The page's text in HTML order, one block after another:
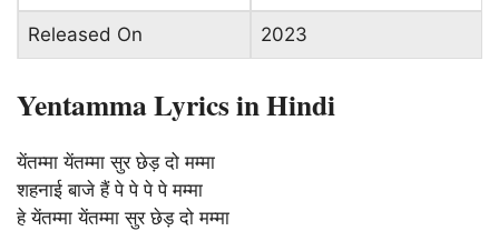
Released On 2023
Yentamma Lyrics in Hindi
येंतम्मा येंतम्मा सुर छेड़ दो मम्मा
शहनाई बाजे हैं पे पे पे पे मम्मा
हे येंतम्मा येंतम्मा सुर छेड़ दो मम्मा